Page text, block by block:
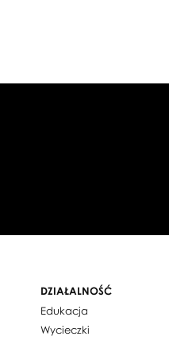
DZIAŁALNOŚĆ
Edukacja
Wycieczki